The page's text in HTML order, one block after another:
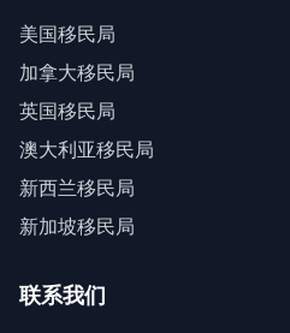
美国移民局
加拿大移民局
英国移民局
澳大利亚移民局
新西兰移民局
新加坡移民局
联系我们